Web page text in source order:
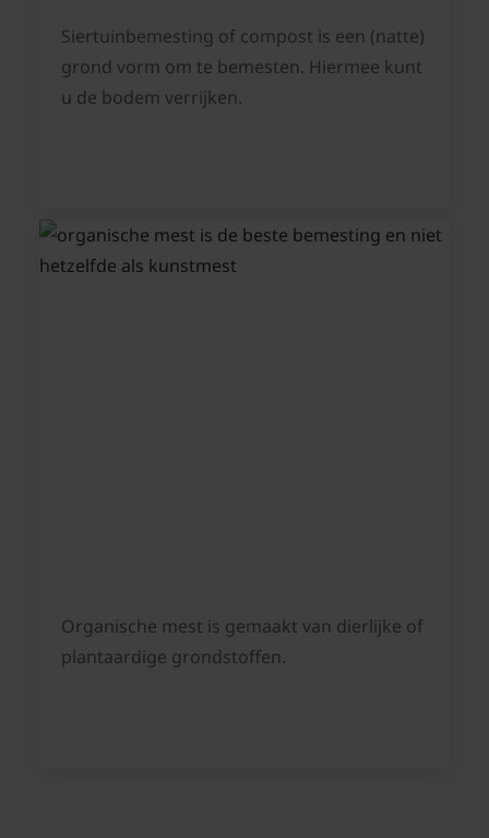
Siertuinbemesting of compost is een (natte)
grond vorm om te bemesten. Hiermee kunt
u de bodem verrijken.
Organische mest is gemaakt van dierlijke of
plantaardige grondstoffen.